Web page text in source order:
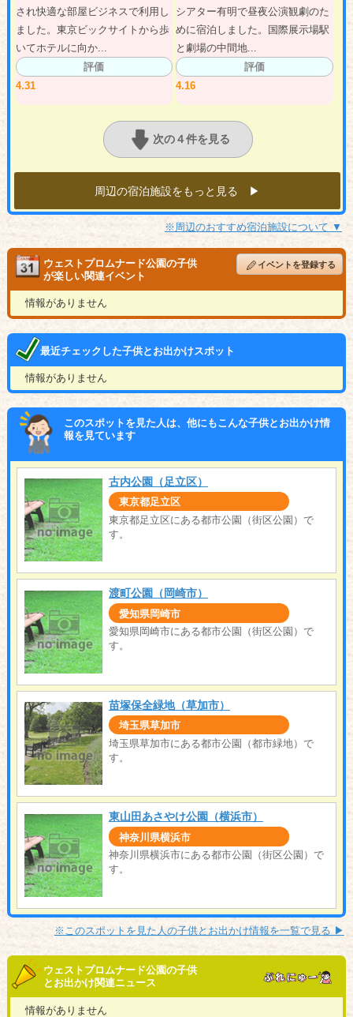
され快適な部屋ビジネスで利用し
ました。東京ビックサイトから歩
いてホテルに向か...
評価
4.31
シアター有明で昼夜公演観劇のた
めに宿泊しました。国際展示場駅
と劇場の中間地...
評価
4.16
次の４件を見る
周辺の宿泊施設をもっと見る ▶︎
※周辺のおすすめ宿泊施設について ▼
ウェストプロムナード公園の子供
が楽しい関連イベント
イベントを登録する
情報がありません
最近チェックした子供とお出かけスポット
情報がありません
このスポットを見た人は、他にもこんな子供とお出かけ情
報を見ています
古内公園（足立区）
東京都足立区
東京都足立区にある都市公園（街区公園）で
す。
渡町公園（岡崎市）
愛知県岡崎市
愛知県岡崎市にある都市公園（街区公園）で
す。
苗塚保全緑地（草加市）
埼玉県草加市
埼玉県草加市にある都市公園（都市緑地）で
す。
東山田あさやけ公園（横浜市）
神奈川県横浜市
神奈川県横浜市にある都市公園（街区公園）で
す。
※このスポットを見た人の子供とお出かけ情報を一覧で見る ▶︎
ウェストプロムナード公園の子供
とお出かけ関連ニュース
情報がありません